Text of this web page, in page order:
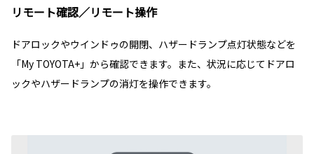
リモート確認／リモート操作
ドアロックやウインドゥの開閉、ハザードランプ点灯状態などを
「My TOYOTA+」から確認できます。また、状況に応じてドアロ
ックやハザードランプの消灯を操作できます。